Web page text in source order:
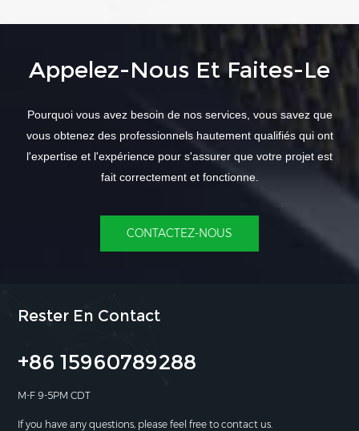
Appelez-Nous Et Faites-Le
Pourquoi vous avez besoin de nos services, vous savez que
vous obtenez des professionnels hautement qualifiés qui ont
l'expertise et l'expérience pour s'assurer que votre projet est
fait correctement et fonctionne.
CONTACTEZ-NOUS
Rester En Contact
+86 15960789288
M-F 9-5PM CDT
If you have any questions, please feel free to contact us.